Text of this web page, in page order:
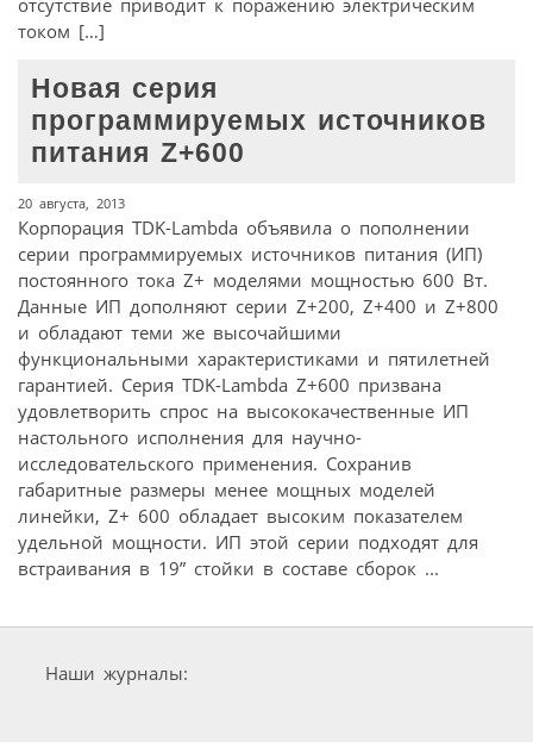
током […]
Новая серия
программируемых источников
питания Z+600
20 августа, 2013
Корпорация TDK-Lambda объявила о пополнении
серии программируемых источников питания (ИП)
постоянного тока Z+ моделями мощностью 600 Вт.
Данные ИП дополняют серии Z+200, Z+400 и Z+800
и обладают теми же высочайшими
функциональными характеристиками и пятилетней
гарантией. Серия TDK-Lambda Z+600 призвана
удовлетворить спрос на высококачественные ИП
настольного исполнения для научно-
исследовательского применения. Сохранив
габаритные размеры менее мощных моделей
линейки, Z+ 600 обладает высоким показателем
удельной мощности. ИП этой серии подходят для
встраивания в 19” стойки в составе сборок ...
Наши журналы: